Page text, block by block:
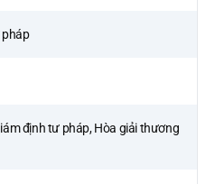
pháp
định tư pháp, Hòa giải thương